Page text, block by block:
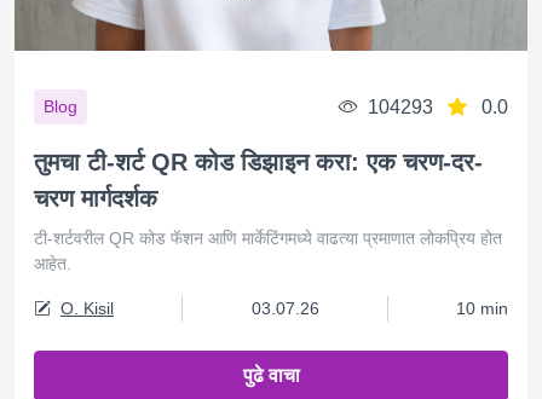
Blog 104293 0.0
तुमचा टी-शर्ट QR कोड डिझाइन करा: एक चरण-दर-
चरण मार्गदर्शक
टी-शर्टवरील QR कोड फॅशन आणि मार्केटिंगमध्ये वाढत्या प्रमाणात लोकप्रिय होत
आहेत.
O. Kisil 03.07.26 10 min
पुढे वाचा